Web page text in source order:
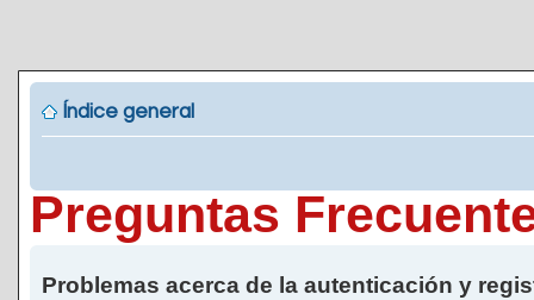
Índice general
Preguntas
Problemas acerca de la autenticación y